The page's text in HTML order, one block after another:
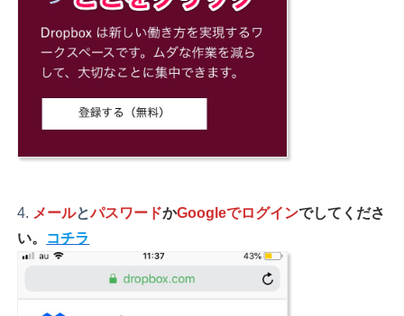
メールとパスワードかGoogleでログインでしてくださ
い。
コチラ